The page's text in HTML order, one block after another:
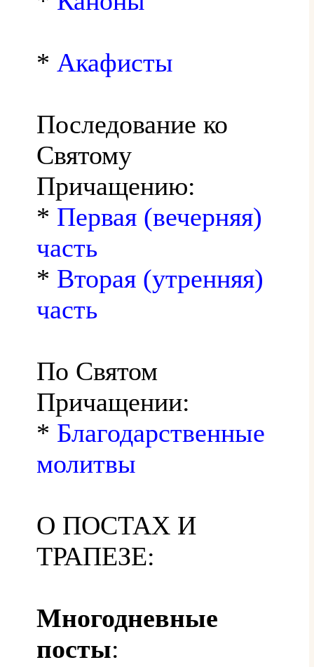
* Акафисты
Последование ко
Святому
Причащению:
* Первая (вечерняя)
часть
* Вторая (утренняя)
часть
По Святом
Причащении:
* Благодарственные
молитвы
О ПОСТАХ И
ТРАПЕЗЕ:
Многодневные
посты: